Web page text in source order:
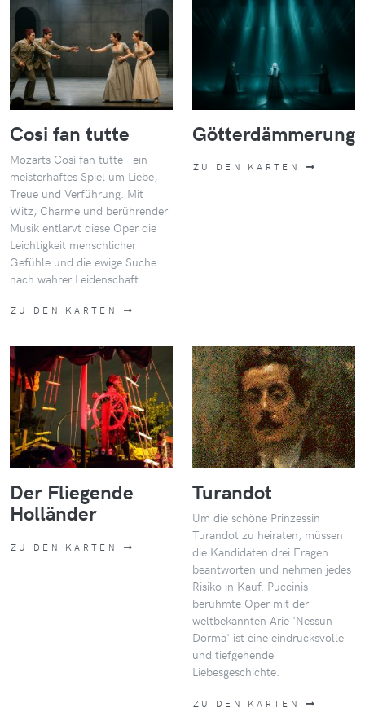
Cosi fan tutte
Mozarts Così fan tutte - ein
meisterhaftes Spiel um Liebe,
Treue und Verführung. Mit
Witz, Charme und berührender
Musik entlarvt diese Oper die
Leichtigkeit menschlicher
Gefühle und die ewige Suche
nach wahrer Leidenschaft.
ZU DEN KARTEN
Götterdämmerung
ZU DEN KARTEN
Der Fliegende
Holländer
ZU DEN KARTEN
Turandot
Um die schöne Prinzessin
Turandot zu heiraten, müssen
die Kandidaten drei Fragen
beantworten und nehmen jedes
Risiko in Kauf. Puccinis
berühmte Oper mit der
weltbekannten Arie 'Nessun
Dorma' ist eine eindrucksvolle
und tiefgehende
Liebesgeschichte.
ZU DEN KARTEN